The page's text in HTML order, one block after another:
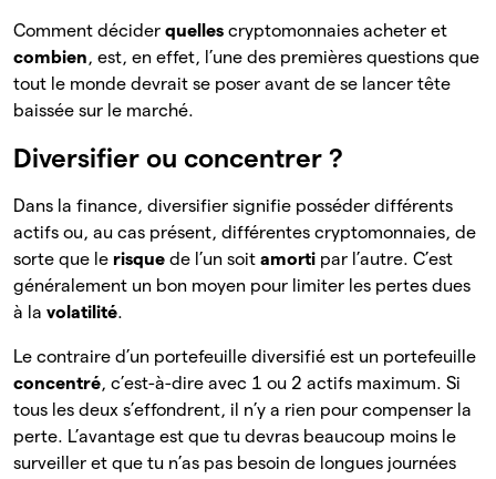
Comment décider quelles cryptomonnaies acheter et
combien, est, en effet, l’une des premières questions que
tout le monde devrait se poser avant de se lancer tête
baissée sur le marché.
Diversifier ou concentrer ?
Dans la finance, diversifier signifie posséder différents
actifs ou, au cas présent, différentes cryptomonnaies, de
sorte que le risque de l’un soit amorti par l’autre. C’est
généralement un bon moyen pour limiter les pertes dues
à la volatilité.
Le contraire d’un portefeuille diversifié est un portefeuille
concentré, c’est-à-dire avec 1 ou 2 actifs maximum. Si
tous les deux s’effondrent, il n’y a rien pour compenser la
perte. L’avantage est que tu devras beaucoup moins le
surveiller et que tu n’as pas besoin de longues journées